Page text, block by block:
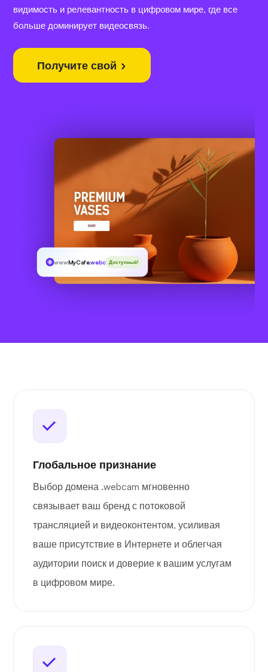
видимость и релевантность в цифровом мире, где все
больше доминирует видеосвязь.
Получите свой
wwwMyCafe.webcamДоступный!
Глобальное признание
Выбор домена .webcam мгновенно
связывает ваш бренд с потоковой
трансляцией и видеоконтентом, усиливая
ваше присутствие в Интернете и облегчая
аудитории поиск и доверие к вашим услугам
в цифровом мире.